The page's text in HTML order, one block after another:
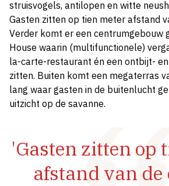
struisvogels, antilopen en witte
Gasten zitten op tien meter afstand
Verder komt er een centrumgebouw
House waarin (multifunctionele)
la-carte-restaurant én een ontbijt-
zitten. Buiten komt een megaterras
lang waar gasten in de buitenlucht
uitzicht op de savanne.
'Gasten zitten op
afstand van de